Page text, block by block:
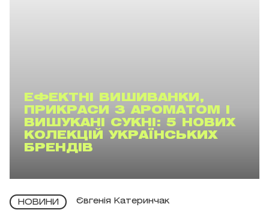
ЕФЕКТНІ ВИШИВАНКИ,
ПРИКРАСИ З АРОМАТОМ І
ВИШУКАНІ СУКНІ: 5 НОВИХ
КОЛЕКЦІЙ УКРАЇНСЬКИХ
БРЕНДІВ
НОВИНИ Євгенія Катеринчак